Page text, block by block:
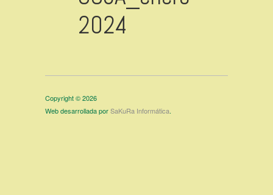
2024
Copyright © 2026
Web desarrollada porSaKuRa Informática.